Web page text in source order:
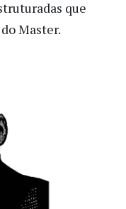
que
Master.